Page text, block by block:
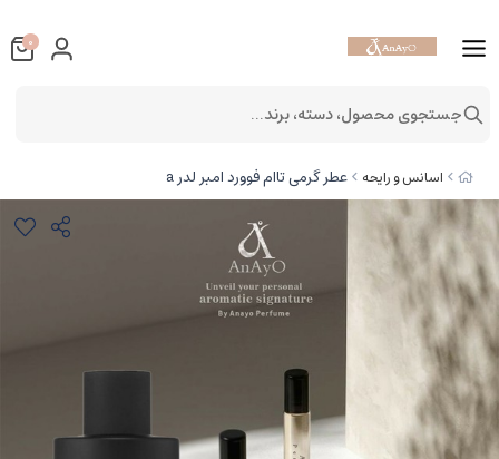
اسانس و رایحه عطر گرمی تاام فوورد امبر لدر a
0
جستجوی محصول، دسته، برند...